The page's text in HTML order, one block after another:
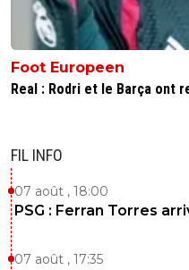
Foot Europeen
Real : Rodri et le Barça ont
FIL INFO
07 août , 18:00
PSG : Ferran Torres
07 août , 17:35